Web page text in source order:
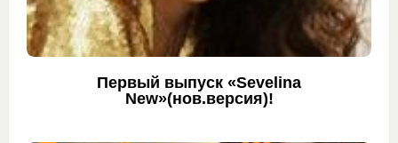
Первый выпуск «Sevelina
New»(нов.версия)!